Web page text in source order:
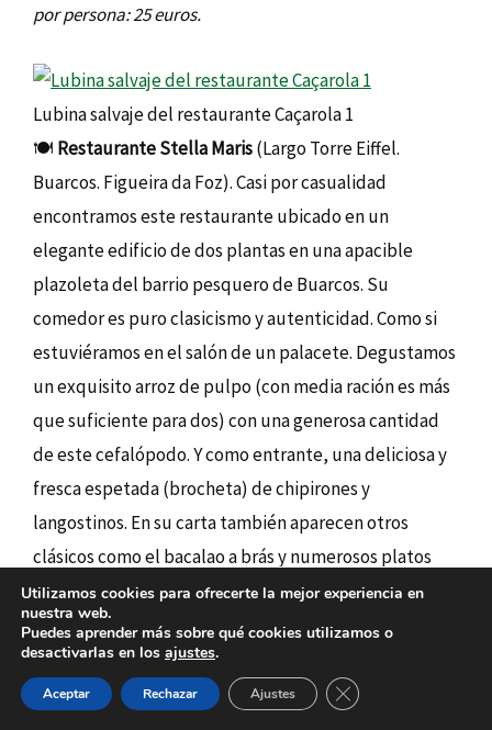
por persona: 25 euros.
Lubina salvaje del restaurante Caçarola 1
🍽️ Restaurante Stella Maris(Largo Torre Eiffel.
Buarcos. Figueira da Foz). Casi por casualidad
encontramos este restaurante ubicado en un
elegante edificio de dos plantas en una apacible
plazoleta del barrio pesquero de Buarcos. Su
comedor es puro clasicismo y autenticidad. Como si
estuviéramos en el salón de un palacete. Degustamos
un exquisito arroz de pulpo (con media ración es más
que suficiente para dos) con una generosa cantidad
de este cefalópodo. Y como entrante, una deliciosa y
fresca espetada (brocheta) de chipirones y
langostinos. En su carta también aparecen otros
clásicos como el bacalao a brás y numerosos platos
combinados, además de carnes de cerdo y ternera. La
relación calidad-precio, formidable.Precio medio por
persona: 18 euros.
Utilizamos cookies para ofrecerte la mejor experiencia en
nuestra web.
Puedes aprender más sobre qué cookies utilizamos o
desactivarlas en los ajustes.
Aceptar Rechazar Ajustes CERRAR EL